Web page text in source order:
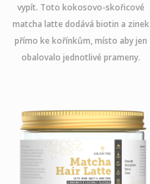
vypít. Toto kokosovo-skořicové
matcha latte dodává biotin a zinek
přímo ke kořínkům, místo aby jen
obalovalo jednotlivé prameny.